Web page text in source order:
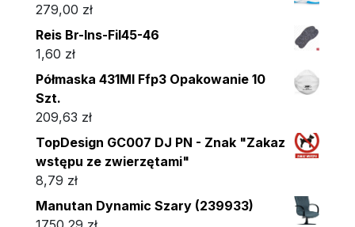
279,00 zł
Reis Br-Ins-Fil45-46
1,60 zł
Półmaska 431Ml Ffp3 Opakowanie 10
Szt.
209,63 zł
TopDesign GC007 DJ PN - Znak "Zakaz
wstępu ze zwierzętami"
8,79 zł
Manutan Dynamic Szary (239933)